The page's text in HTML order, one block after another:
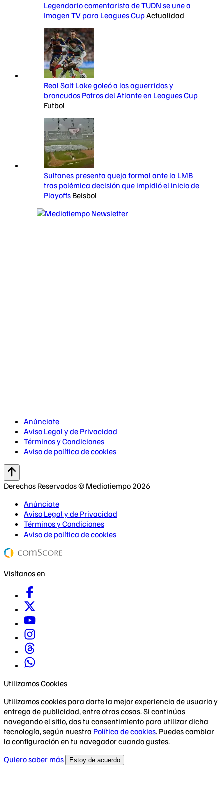
Legendario comentarista de TUDN se une a
Imagen TV para Leagues CupActualidad
Real Salt Lake goleó a los aguerridos y
broncudos Potros del Atlante en Leagues Cup
Futbol
Sultanes presenta queja formal ante la LMB
tras polémica decisión que impidió el inicio de
Playoffs Beisbol
Anúnciate
Aviso Legal y de Privacidad
Términos y Condiciones
Aviso de política de cookies
Derechos Reservados © Mediotiempo 2026
Anúnciate
Aviso Legal y de Privacidad
Términos y Condiciones
Aviso de política de cookies
Visítanos en
Utilizamos Cookies
Utilizamos cookies para darte la mejor experiencia de usuario y
entrega de publicidad, entre otras cosas. Si continúas
navegando el sitio, das tu consentimiento para utilizar dicha
tecnología, según nuestra Política de cookies. Puedes cambiar
la configuración en tu navegador cuando gustes.
Quiero saber más
Estoy de acuerdo